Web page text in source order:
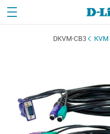
DKVM-CB3